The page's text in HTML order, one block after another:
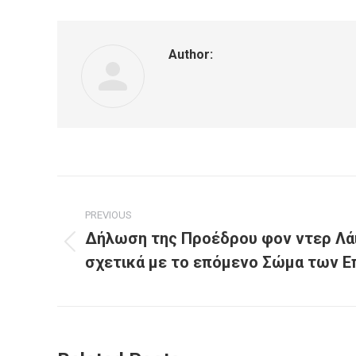
Author:
navigation
PREVIOUS
Previous
post:
Δήλωση της Προέδρου φον ντερ
σχετικά με το επόμενο Σώμα των